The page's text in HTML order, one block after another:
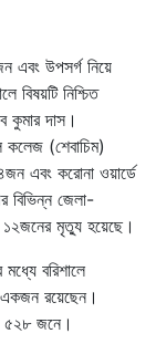
এবং উপসর্গ নিয়ে
নিশ্চিত
কুমার দাস।
কলেজ (শেবাচিম)
এবং করোনা ওয়ার্ডে
বিভিন্ন জেলা-
মৃত্যু হয়েছে।
বরিশালে
একজন রয়েছেন।
৫২৮ জনে।